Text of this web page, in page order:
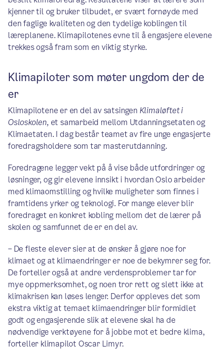
kjenner til og bruker tilbudet, er svært fornøyde med
den faglige kvaliteten og den tydelige koblingen til
læreplanene. Klimapilotenes evne til å engasjere elevene
trekkes også fram som en viktig styrke.
Klimapiloter som møter ungdom der de
er
Klimapilotene er en del av satsingen Klimaløftet i
Osloskolen, et samarbeid mellom Utdanningsetaten og
Klimaetaten. I dag består teamet av fire unge engasjerte
foredragsholdere som tar masterutdanning.
Foredragene legger vekt på å vise både utfordringer og
løsninger, og gir elevene innsikt i hvordan Oslo arbeider
med klimaomstilling og hvilke muligheter som finnes i
framtidens yrker og teknologi. For mange elever blir
foredraget en konkret kobling mellom det de lærer på
skolen og samfunnet de er en del av.
– De fleste elever sier at de ønsker å gjøre noe for
klimaet og at klimaendringer er noe de bekymrer seg for.
De forteller også at andre verdensproblemer tar for
mye oppmerksomhet, og noen tror rett og slett ikke at
klimakrisen kan løses lenger. Derfor oppleves det som
ekstra viktig at temaet klimaendringer blir formidlet
godt og engasjerende slik at elevene skal ha de
nødvendige verktøyene for å jobbe mot et bedre klima,
forteller klimapilot Oscar Limyr.